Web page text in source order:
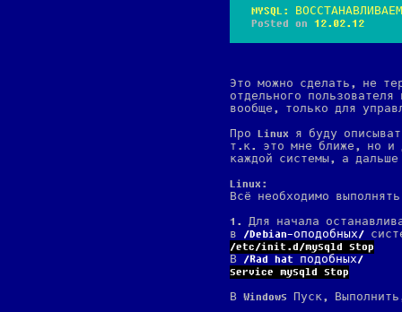
MYSQL:
Posted on 12.02.12
Это можно сделать, не
отдельного
вообще, только для
Про Linux я буду
т.к. это мне ближе, но и
каждой системы, а
Linux:
Всё необходимо
1. Для начала
в
Debian-оподобных
/etc/init.d/mysqld stop
В
Rad hat подобных
service mysqld stop
В Windows Пуск,